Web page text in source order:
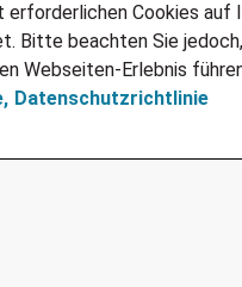
erforderlichen Cookies auf
Bitte beachten Sie
Webseiten-Erlebnis
Datenschutzrichtlinie